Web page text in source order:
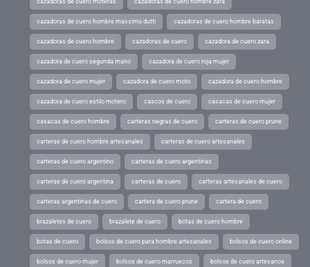
cazadoras de cuero moteras cazadoras de cuero hombre zara
cazadoras de cuero hombre massimo dutti cazadoras de cuero hombre baratas
cazadoras de cuero hombre cazadoras de cuero cazadora de cuero zara
cazadora de cuero segunda mano cazadora de cuero roja mujer
cazadora de cuero mujer cazadora de cuero moto cazadora de cuero hombre
cazadora de cuero estilo motero cascos de cuero casacas de cuero mujer
casacas de cuero hombre carteras negras de cuero carteras de cuero prune
carteras de cuero hombre artesanales carteras de cuero artesanales
carteras de cuero argentino carteras de cuero argentinas
carteras de cuero argentina carteras de cuero carteras artesanales de cuero
carteras argentinas de cuero cartera de cuero prune cartera de cuero
brazaletes de cuero brazalete de cuero botas de cuero hombre
botas de cuero bolsos de cuero para hombre artesanales bolsos de cuero online
bolsos de cuero mujer bolsos de cuero marruecos bolsos de cuero artesanos